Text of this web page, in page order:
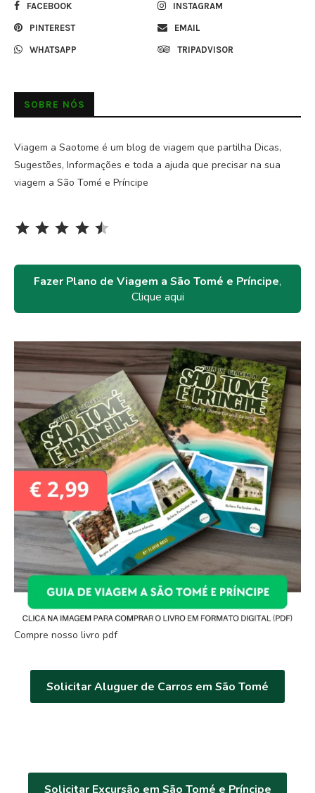
FACEBOOK INSTAGRAM
PINTEREST EMAIL
WHATSAPP TRIPADVISOR
SOBRE NÓS
Viagem a Saotome é um blog de viagem que partilha Dicas,
Sugestões, Informações e toda a ajuda que precisar na sua
viagem a São Tomé e Príncipe
⭐⭐⭐ ⭐⭐
Fazer Plano de Viagem a São Tomé e Príncipe,
Clique aqui
Compre nosso livro pdf
Solicitar Aluguer de Carros em São Tomé
Solicitar Excursão em São Tomé e Príncipe